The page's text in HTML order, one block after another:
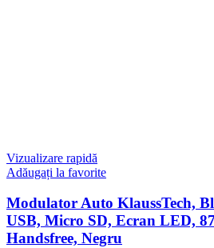
Vizualizare rapidă
Adăugați la favorite
Modulator Auto KlaussTech,
USB, Micro SD, Ecran LED,
Handsfree, Negru